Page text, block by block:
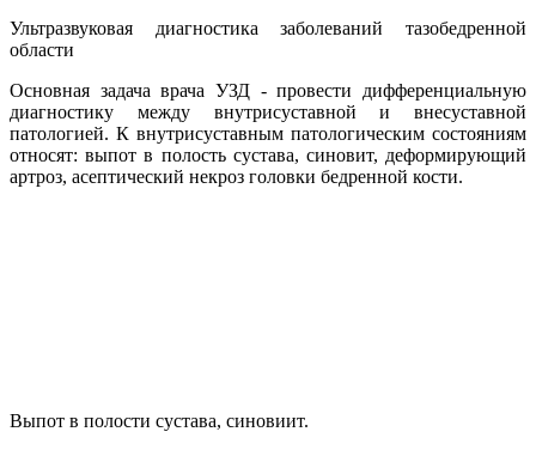
Ультразвуковая диагностика заболеваний тазобедренной
области
Основная задача врача УЗД - провести дифференциальную
диагностику между внутрисуставной и внесуставной
патологией. К внутрисуставным патологическим состояниям
относят: выпот в полость сустава, синовит, деформирующий
артроз, асептический некроз головки бедренной кости.
Выпот в полости сустава, синовиит.